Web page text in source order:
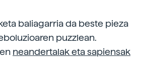
baliagarria da beste pieza
puzzlean.
neandertalak eta sapiensak